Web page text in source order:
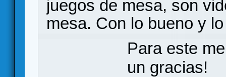
juegos de mesa, son
mesa. Con lo bueno y
Para este
un gracias!